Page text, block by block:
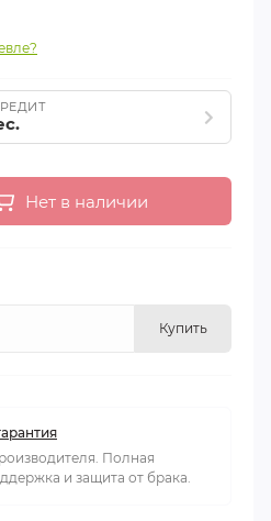
Нет в наличии
Купить
Полная
и защита от брака.